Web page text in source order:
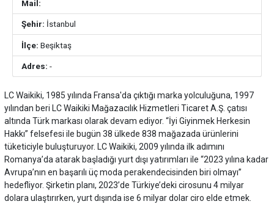
Mail:
Şehir: İstanbul
İlçe: Beşiktaş
Adres: -
LC Waikiki, 1985 yılında Fransa'da çıktığı marka yolculuğuna, 1997
yılından beri LC Waikiki Mağazacılık Hizmetleri Ticaret A.Ş. çatısı
altında Türk markası olarak devam ediyor. “İyi Giyinmek Herkesin
Hakkı” felsefesi ile bugün 38 ülkede 838 mağazada ürünlerini
tüketiciyle buluşturuyor. LC Waikiki, 2009 yılında ilk adımını
Romanya’da atarak başladığı yurt dışı yatırımları ile “2023 yılına kadar
Avrupa’nın en başarılı üç moda perakendecisinden biri olmayı’’
hedefliyor. Şirketin planı, 2023’de Türkiye’deki cirosunu 4 milyar
dolara ulaştırırken, yurt dışında ise 6 milyar dolar ciro elde etmek.